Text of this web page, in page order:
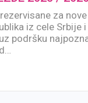
za
iz cele
podršku